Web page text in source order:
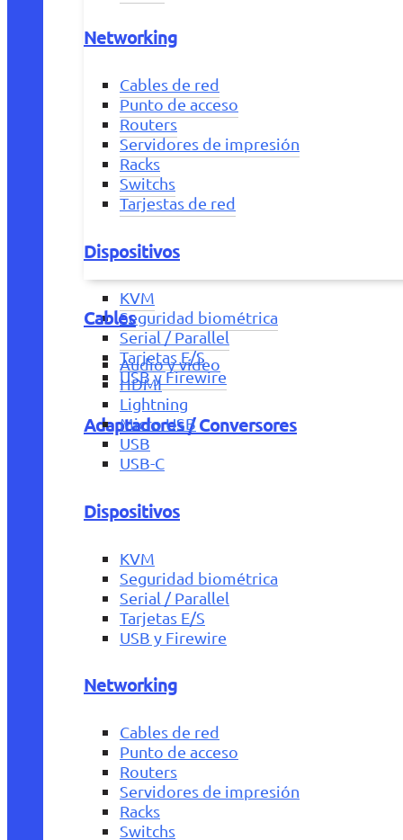
Networking
Cables de red
Punto de acceso
Routers
Servidores de impresión
Racks
Switchs
Tarjestas de red
Dispositivos
KVM
Seguridad biométrica
Serial / Parallel
Tarjetas E/S
USB y Firewire
Adaptadores / Conversores
Cables
Audio y vídeo
HDMI
Lightning
Micro USB
USB
USB-C
Dispositivos
KVM
Seguridad biométrica
Serial / Parallel
Tarjetas E/S
USB y Firewire
Networking
Cables de red
Punto de acceso
Routers
Servidores de impresión
Racks
Switchs